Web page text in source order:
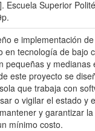
Escuela Superior
e implementación
en tecnología de bajo
pequeñas y medianas
este proyecto se
que trabaja con
o vigilar el estado y
y garantizar la
mínimo costo.